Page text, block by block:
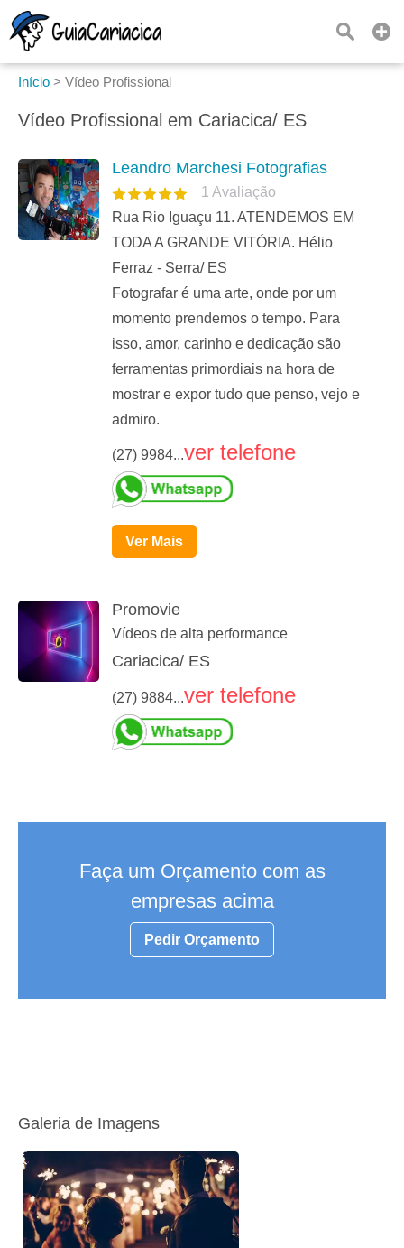
Início > Vídeo Profissional
Vídeo Profissional em Cariacica/ ES
Leandro Marchesi Fotografias
1 Avaliação
Rua Rio Iguaçu 11. ATENDEMOS EM
TODA A GRANDE VITÓRIA. Hélio
Ferraz - Serra/ ES
Fotografar é uma arte, onde por um
momento prendemos o tempo. Para
isso, amor, carinho e dedicação são
ferramentas primordiais na hora de
mostrar e expor tudo que penso, vejo e
admiro.
(27) 9984...ver telefone
Ver Mais
Promovie
Vídeos de alta performance
Cariacica/ ES
(27) 9884...ver telefone
Faça um Orçamento com as
empresas acima
Pedir Orçamento
Galeria de Imagens